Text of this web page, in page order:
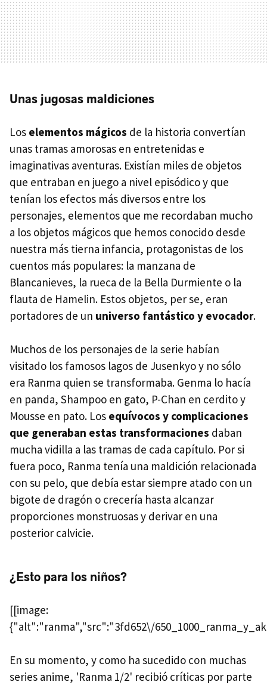
Unas jugosas maldiciones
Los elementos mágicos de la historia convertían
unas tramas amorosas en entretenidas e
imaginativas aventuras. Existían miles de objetos
que entraban en juego a nivel episódico y que
tenían los efectos más diversos entre los
personajes, elementos que me recordaban mucho
a los objetos mágicos que hemos conocido desde
nuestra más tierna infancia, protagonistas de los
cuentos más populares: la manzana de
Blancanieves, la rueca de la Bella Durmiente o la
flauta de Hamelin. Estos objetos, per se, eran
portadores de un universo fantástico y evocador.
Muchos de los personajes de la serie habían
visitado los famosos lagos de Jusenkyo y no sólo
era Ranma quien se transformaba. Genma lo hacía
en panda, Shampoo en gato, P-Chan en cerdito y
Mousse en pato. Los equívocos y complicaciones
que generaban estas transformaciones daban
mucha vidilla a las tramas de cada capítulo. Por si
fuera poco, Ranma tenía una maldición relacionada
con su pelo, que debía estar siempre atado con un
bigote de dragón o crecería hasta alcanzar
proporciones monstruosas y derivar en una
posterior calvicie.
¿Esto para los niños?
[[image:
{"alt":"ranma","src":"3fd652\/
En su momento, y como ha sucedido con muchas
series anime, 'Ranma 1/2' recibió críticas por parte